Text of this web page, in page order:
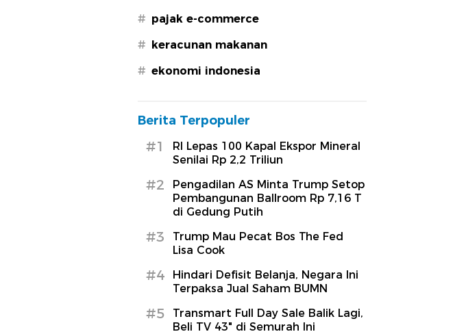
# pajak e-commerce
# keracunan makanan
# ekonomi indonesia
Berita Terpopuler
#1
RI Lepas 100 Kapal Ekspor Mineral
Senilai Rp 2,2 Triliun
#2
Pengadilan AS Minta Trump Setop
Pembangunan Ballroom Rp 7,16 T
di Gedung Putih
#3
Trump Mau Pecat Bos The Fed
Lisa Cook
#4
Hindari Defisit Belanja, Negara Ini
Terpaksa Jual Saham BUMN
#5
Transmart Full Day Sale Balik Lagi,
Beli TV 43" di Semurah Ini